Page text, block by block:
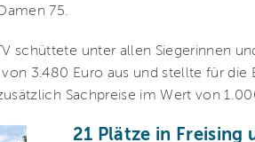
75.
schüttete unter allen Siegerinnen
3.480 Euro aus und stellte für die
Sachpreise im Wert von
21 Plätze in Freising